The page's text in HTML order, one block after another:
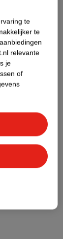
Nature
te
te
relevante
je
of